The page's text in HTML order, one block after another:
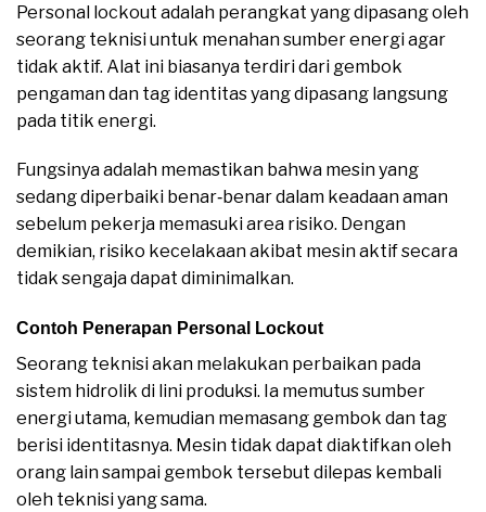
Personal lockout adalah perangkat yang dipasang oleh
seorang teknisi untuk menahan sumber energi agar
tidak aktif. Alat ini biasanya terdiri dari gembok
pengaman dan tag identitas yang dipasang langsung
pada titik energi.
Fungsinya adalah memastikan bahwa mesin yang
sedang diperbaiki benar‑benar dalam keadaan aman
sebelum pekerja memasuki area risiko. Dengan
demikian, risiko kecelakaan akibat mesin aktif secara
tidak sengaja dapat diminimalkan.
Contoh Penerapan Personal Lockout
Seorang teknisi akan melakukan perbaikan pada
sistem hidrolik di lini produksi. Ia memutus sumber
energi utama, kemudian memasang gembok dan tag
berisi identitasnya. Mesin tidak dapat diaktifkan oleh
orang lain sampai gembok tersebut dilepas kembali
oleh teknisi yang sama.